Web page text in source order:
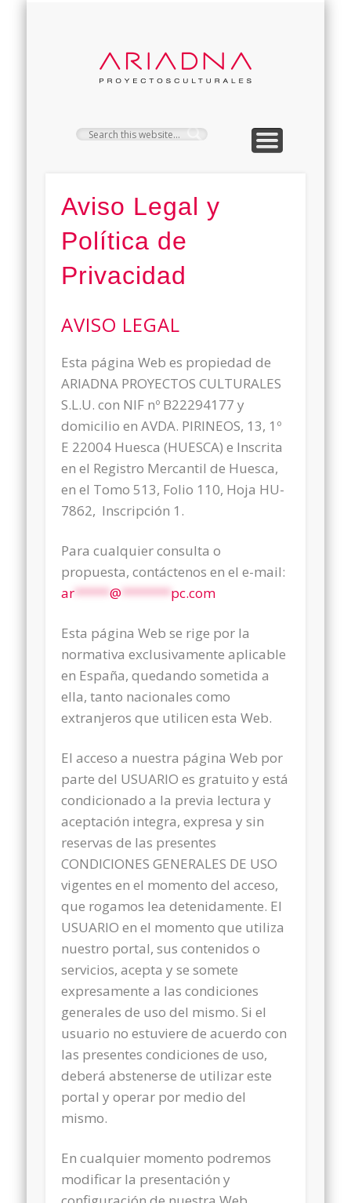
Aviso Legal y
Política de
Privacidad
AVISO LEGAL
Esta página Web es propiedad de
ARIADNA PROYECTOS CULTURALES
S.L.U. con NIF nº B22294177 y
domicilio en AVDA. PIRINEOS, 13, 1º
E 22004 Huesca (HUESCA) e Inscrita
en el Registro Mercantil de Huesca,
en el Tomo 513, Folio 110, Hoja HU-
7862, Inscripción 1.
Para cualquier consulta o
propuesta, contáctenos en el e-mail:
ar*****@*******pc.com
Esta página Web se rige por la
normativa exclusivamente aplicable
en España, quedando sometida a
ella, tanto nacionales como
extranjeros que utilicen esta Web.
El acceso a nuestra página Web por
parte del USUARIO es gratuito y está
condicionado a la previa lectura y
aceptación integra, expresa y sin
reservas de las presentes
CONDICIONES GENERALES DE USO
vigentes en el momento del acceso,
que rogamos lea detenidamente. El
USUARIO en el momento que utiliza
nuestro portal, sus contenidos o
servicios, acepta y se somete
expresamente a las condiciones
generales de uso del mismo. Si el
usuario no estuviere de acuerdo con
las presentes condiciones de uso,
deberá abstenerse de utilizar este
portal y operar por medio del
mismo.
En cualquier momento podremos
modificar la presentación y